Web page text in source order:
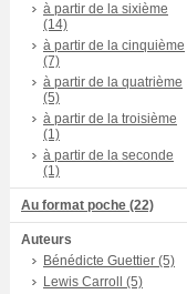
à partir de la sixième
(14)
à partir de la cinquième
(7)
à partir de la quatrième
(5)
à partir de la troisième
(1)
à partir de la seconde
(1)
Au format poche (22)
Auteurs
Bénédicte Guettier (5)
Lewis Carroll (5)